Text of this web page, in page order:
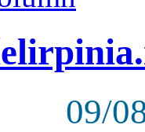
09/